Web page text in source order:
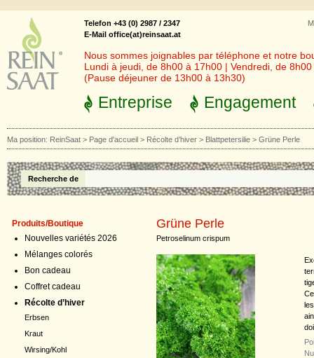
Telefon +43 (0) 2987 / 2347
E-Mail office(at)reinsaat.at
Nous sommes joignables par téléphone et notre
Lundi à jeudi, de 8h00 à 17h00 | Vendredi, de
(Pause déjeuner de 13h00 à 13h30)
Entreprise Engagement
Ma position: ReinSaat > Page d'accueil > Récolte d’hiver > Blattpetersilie > Grüne Perle
Recherche de
Produits/Boutique
Nouvelles variétés 2026
Mélanges colorés
Bon cadeau
Coffret cadeau
Récolte d’hiver
Erbsen
Kraut
Wirsing/Kohl
Grüne Perle
Petroselinum crispum